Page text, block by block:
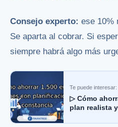
Consejo experto: ese 10%
Se aparta al cobrar. Si
siempre habrá algo más
Te puede interesar:
▷ Cómo
plan realista